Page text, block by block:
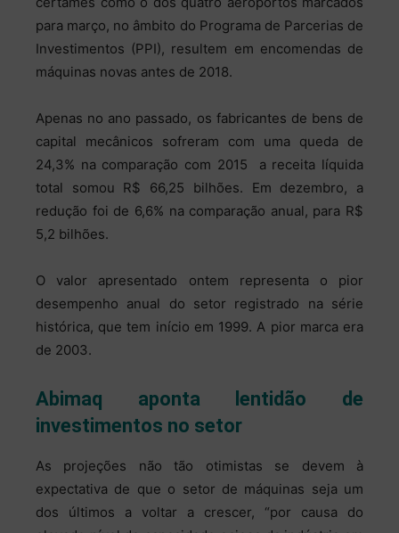
para março, no âmbito do Programa de Parcerias de
Investimentos (PPI), resultem em encomendas de
máquinas novas antes de 2018.
Apenas no ano passado, os fabricantes de bens de
capital mecânicos sofreram com uma queda de
24,3% na comparação com 2015 ­ a receita líquida
total somou R$ 66,25 bilhões. Em dezembro, a
redução foi de 6,6% na comparação anual, para R$
5,2 bilhões.
O valor apresentado ontem representa o pior
desempenho anual do setor registrado na série
histórica, que tem início em 1999. A pior marca era
de 2003.
Abimaq aponta lentidão de
investimentos no setor
As projeções não tão otimistas se devem à
expectativa de que o setor de máquinas seja um
dos últimos a voltar a crescer, “por causa do